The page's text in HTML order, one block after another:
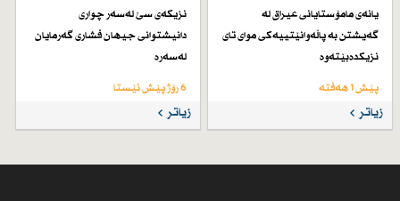
یانەی مامۆستایانی عیراق لە
گەیشتن بە پاڵەوانێتییەكی موای تای
نزیكدەبێتەوە
پێش 1 هەفتە
زیاتر
نزیكەی سێ لەسەر چواری
دانیشتوانی جیهان فشاری گەرمایان
لەسەرە
6 رۆژ پێش ئێستا
زیاتر